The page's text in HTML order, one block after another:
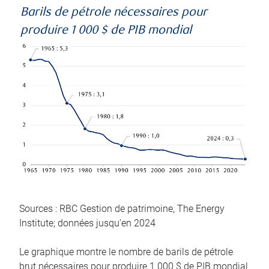
Barils de pétrole nécessaires pour
produire 1 000 $ de PIB mondial
Sources : RBC Gestion de patrimoine, The Energy
Institute; données jusqu’en 2024
Le graphique montre le nombre de barils de pétrole
brut nécessaires pour produire 1 000 $ de PIB mondial